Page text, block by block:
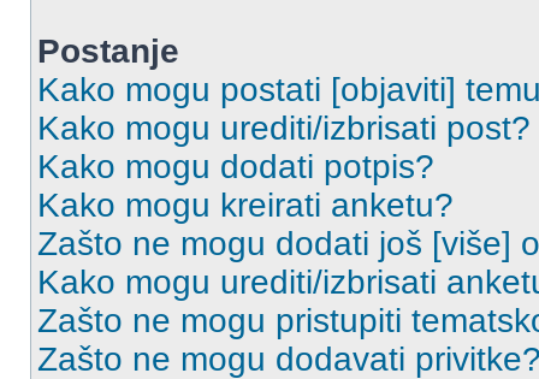
Postanje
Kako mogu postati [objaviti]
Kako mogu urediti/izbrisati post?
Kako mogu dodati potpis?
Kako mogu kreirati anketu?
Zašto ne mogu dodati još [više]
Kako mogu urediti/izbrisati
Zašto ne mogu pristupiti
Zašto ne mogu dodavati